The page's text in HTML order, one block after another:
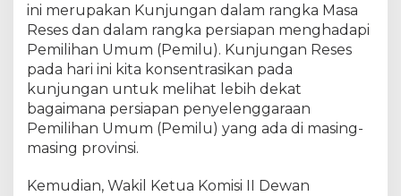
ini merupakan Kunjungan dalam rangka Masa
Reses dan dalam rangka persiapan menghadapi
Pemilihan Umum (Pemilu). Kunjungan Reses
pada hari ini kita konsentrasikan pada
kunjungan untuk melihat lebih dekat
bagaimana persiapan penyelenggaraan
Pemilihan Umum (Pemilu) yang ada di masing-
masing provinsi.
Kemudian, Wakil Ketua Komisi II Dewan